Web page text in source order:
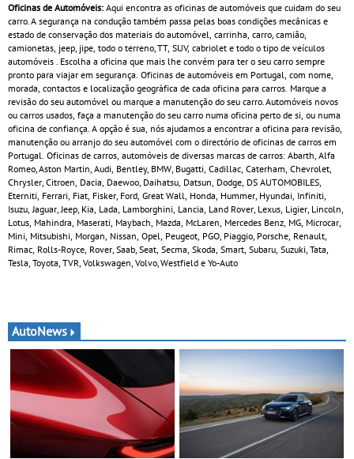
Oficinas de Automóveis: Aqui encontra as oficinas de automóveis que cuidam do seu
carro. A segurança na condução também passa pelas boas condições mecânicas e
estado de conservação dos materiais do automóvel, carrinha, carro, camião,
camionetas, jeep, jipe, todo o terreno, TT, SUV, cabriolet e todo o tipo de veículos
automóveis . Escolha a oficina que mais lhe convém para ter o seu carro sempre
pronto para viajar em segurança. Oficinas de automóveis em Portugal, com nome,
morada, contactos e localização geográfica de cada oficina para carros. Marque a
revisão do seu automóvel ou marque a manutenção do seu carro. Automóveis novos
ou carros usados, faça a manutenção do seu carro numa oficina perto de si, ou numa
oficina de confiança. A opção é sua, nós ajudamos a encontrar a oficina para revisão,
manutenção ou arranjo do seu automóvel com o directório de oficinas de carros em
Portugal. Oficinas de carros, automóveis de diversas marcas de carros: Abarth, Alfa
Romeo, Aston Martin, Audi, Bentley, BMW, Bugatti, Cadillac, Caterham, Chevrolet,
Chrysler, Citroen, Dacia, Daewoo, Daihatsu, Datsun, Dodge, DS AUTOMOBILES,
Eterniti, Ferrari, Fiat, Fisker, Ford, Great Wall, Honda, Hummer, Hyundai, Infiniti,
Isuzu, Jaguar, Jeep, Kia, Lada, Lamborghini, Lancia, Land Rover, Lexus, Ligier, Lincoln,
Lotus, Mahindra, Maserati, Maybach, Mazda, McLaren, Mercedes Benz, MG, Microcar,
Mini, Mitsubishi, Morgan, Nissan, Opel, Peugeot, PGO, Piaggio, Porsche, Renault,
Rimac, Rolls-Royce, Rover, Saab, Seat, Secma, Skoda, Smart, Subaru, Suzuki, Tata,
Tesla, Toyota, TVR, Volkswagen, Volvo, Westfield e Yo-Auto
AutoNews